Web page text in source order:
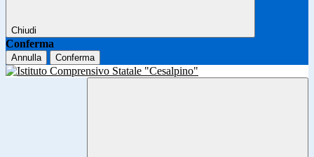
Chiudi
Conferma
Annulla Conferma